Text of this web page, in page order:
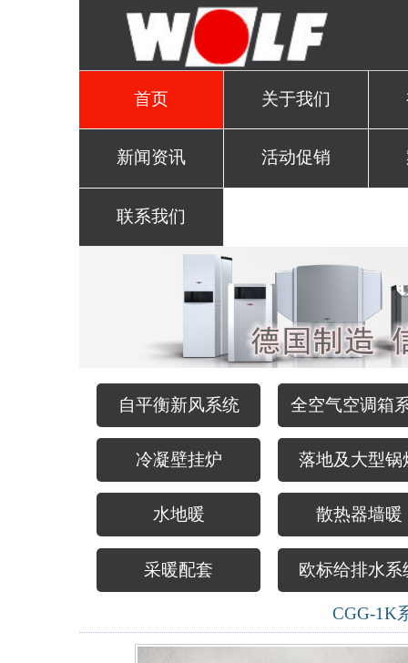
首页 关于我们
新闻资讯 活动促销
联系我们
自平衡新风系统 全空气空调箱
冷凝壁挂炉 落地及大型锅
水地暖 散热器墙暖
采暖配套 欧标给排水系
CGG-1K